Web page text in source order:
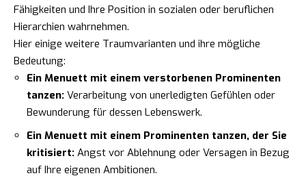
Fähigkeiten und Ihre Position in sozialen oder beruflichen
Hierarchien wahrnehmen.
Hier einige weitere Traumvarianten und ihre mögliche
Bedeutung:
Ein Menuett mit einem verstorbenen Prominenten
tanzen: Verarbeitung von unerledigten Gefühlen oder
Bewunderung für dessen Lebenswerk.
Ein Menuett mit einem Prominenten tanzen, der Sie
kritisiert: Angst vor Ablehnung oder Versagen in Bezug
auf Ihre eigenen Ambitionen.